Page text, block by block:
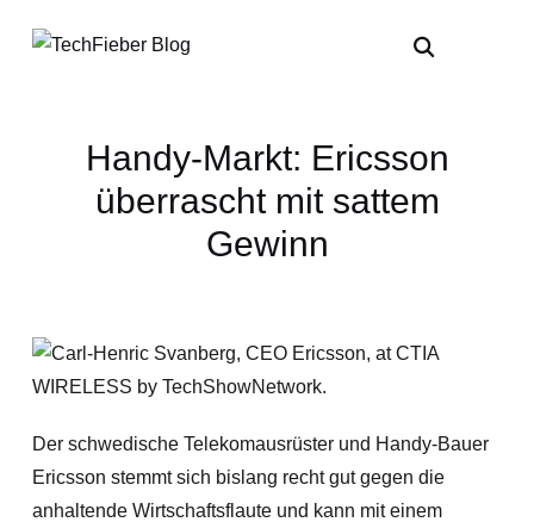
Handy-Markt: Ericsson
überrascht mit sattem
Gewinn
Der schwedische Telekomausrüster und Handy-Bauer
Ericsson stemmt sich bislang recht gut gegen die
anhaltende Wirtschaftsflaute und kann mit einem